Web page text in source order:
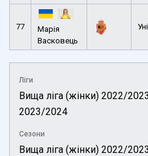
77
Марія
Васковець
Ліги
Вища ліга (жінки) 2022/
2023/2024
Сезони
Вища ліга (жінки) 2022/